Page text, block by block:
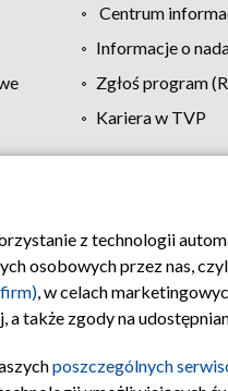
Centrum
Informacje o
Zgłoś program
Kariera w TVP
prywatności Moje
z technologii
osobowych przez nas,
, w celach
także zgody na
poszczególnych